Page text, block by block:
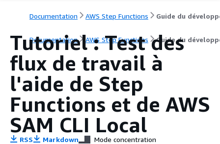
Documentation AWS Step Functions Guide du
Documentation AWS Step Functions Guide du
Tutoriel : Test des
flux de travail à
l'aide de Step
Functions et de AWS
SAM CLI Local
RSS Markdown Mode concentration